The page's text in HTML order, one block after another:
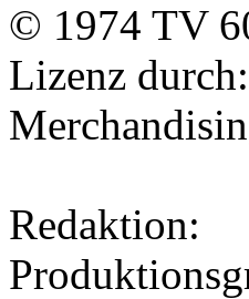
© 1974 TV
Lizenz durch:
Redaktion: